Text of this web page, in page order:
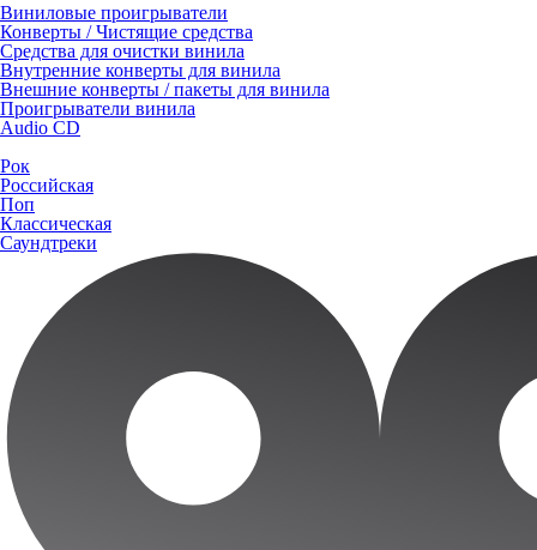
Виниловые проигрыватели
Конверты / Чистящие средства
Средства для очистки винила
Внутренние конверты для винила
Внешние конверты / пакеты для винила
Проигрыватели винила
Audio CD
Рок
Российская
Поп
Классическая
Саундтреки